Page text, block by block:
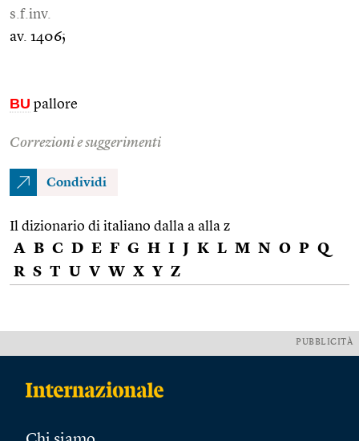
s.f.inv.
av. 1406;
BU pallore
Correzioni e suggerimenti
Condividi
Il dizionario di italiano dalla a alla z
A B C D E F G H I J K L M N O P Q
R S T U V W X Y Z
PUBBLICITÀ